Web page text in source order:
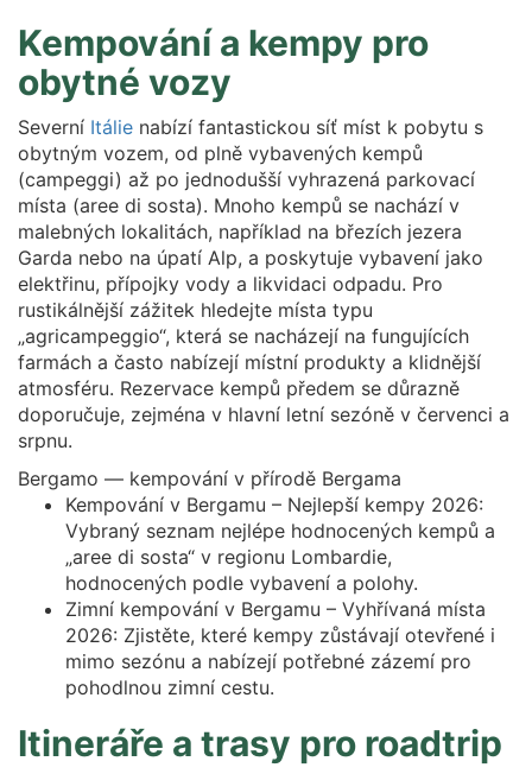
Kempování a kempy pro
obytné vozy
Severní Itálie nabízí fantastickou síť míst k pobytu s
obytným vozem, od plně vybavených kempů
(campeggi) až po jednodušší vyhrazená parkovací
místa (aree di sosta). Mnoho kempů se nachází v
malebných lokalitách, například na březích jezera
Garda nebo na úpatí Alp, a poskytuje vybavení jako
elektřinu, přípojky vody a likvidaci odpadu. Pro
rustikálnější zážitek hledejte místa typu
„agricampeggio“, která se nacházejí na fungujících
farmách a často nabízejí místní produkty a klidnější
atmosféru. Rezervace kempů předem se důrazně
doporučuje, zejména v hlavní letní sezóně v červenci a
srpnu.
Bergamo — kempování v přírodě Bergama
Kempování v Bergamu – Nejlepší kempy 2026:
Vybraný seznam nejlépe hodnocených kempů a
„aree di sosta“ v regionu Lombardie,
hodnocených podle vybavení a polohy.
Zimní kempování v Bergamu – Vyhřívaná místa
2026: Zjistěte, které kempy zůstávají otevřené i
mimo sezónu a nabízejí potřebné zázemí pro
pohodlnou zimní cestu.
Itineráře a trasy pro roadtrip